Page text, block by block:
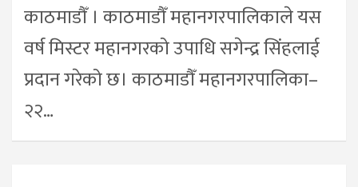
काठमाडौँ । काठमाडौँ महानगरपालिकाले यस
वर्ष मिस्टर महानगरको उपाधि सगेन्द्र सिंहलाई
प्रदान गरेको छ। काठमाडौँ महानगरपालिका–
२२…